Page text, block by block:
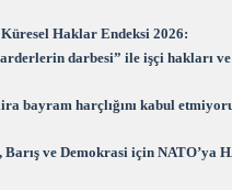
Haklar Endeksi 2026:
darbesi” ile işçi hakları ve
bayram harçlığını kabul
Barış ve Demokrasi için NATO’ya